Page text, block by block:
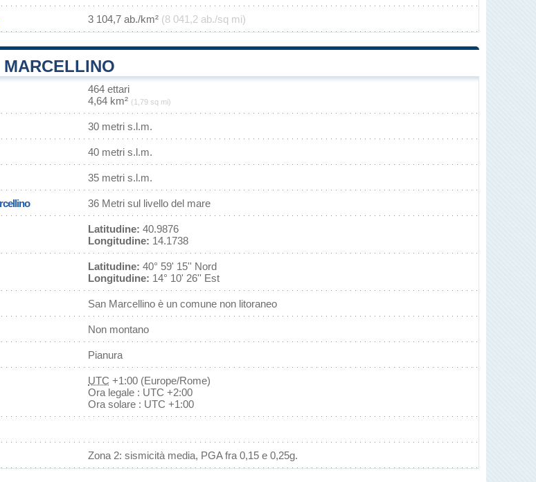
3 104,7 ab./km² (8 041,2 ab./sq mi)
464 ettari
4,64 km² (1,79 sq mi)
30 metri s.l.m.
40 metri s.l.m.
35 metri s.l.m.
36 Metri sul livello del mare
Latitudine: 40.9876
Longitudine: 14.1738
Latitudine: 40° 59' 15'' Nord
Longitudine: 14° 10' 26'' Est
San Marcellino è un comune non litoraneo
Non montano
Pianura
UTC +1:00 (Europe/Rome)
Ora legale : UTC +2:00
Ora solare : UTC +1:00
Zona 2: sismicità media, PGA fra 0,15 e 0,25g.